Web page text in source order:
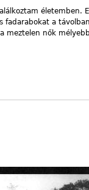
életemben.
a
meztelen nők